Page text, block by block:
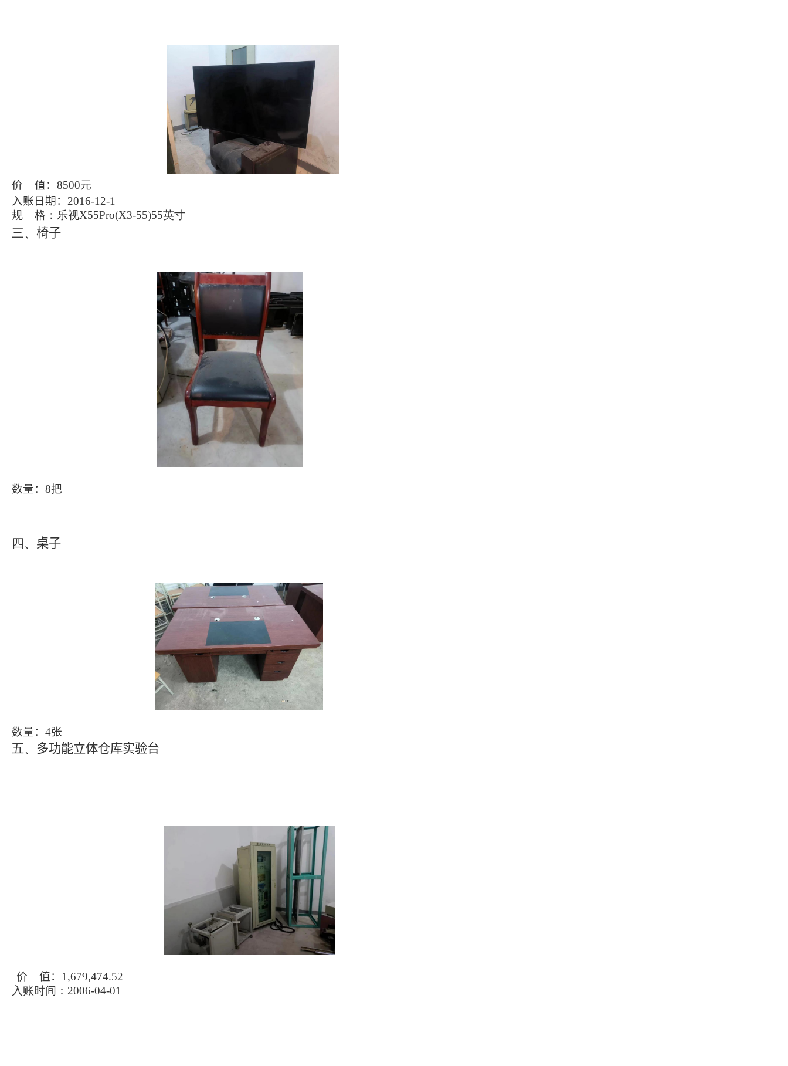
价 值： 8500元
入账日期： 2016-12-1
规
格：乐视X55Pro(X3-55)55英寸
三、 椅子
数量： 8把
四、 桌子
数量： 4张
五、 多功能立体仓库实验台
价 值： 1,679,474.52
入账时间： 2006-04-01